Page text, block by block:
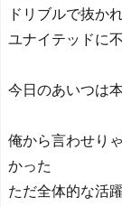
ドリブルで抜か
ユナイテッドに
今日のあいつは
俺から言わせり
かった
ただ全体的な活